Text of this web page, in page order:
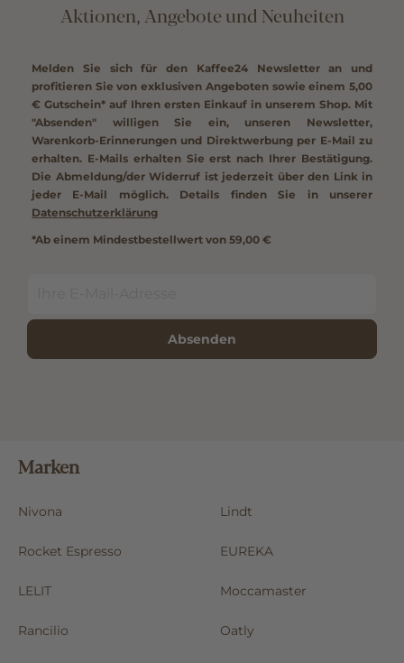
Aktionen, Angebote und Neuheiten
Melden Sie sich für den Kaffee24 Newsletter an und
profitieren Sie von exklusiven Angeboten sowie einem 5,00
€ Gutschein* auf Ihren ersten Einkauf in unserem Shop. Mit
"Absenden" willigen Sie ein, unseren Newsletter,
Warenkorb-Erinnerungen und Direktwerbung per E-Mail zu
erhalten. E-Mails erhalten Sie erst nach Ihrer Bestätigung.
Die Abmeldung/der Widerruf ist jederzeit über den Link in
jeder E-Mail möglich. Details finden Sie in unserer
Datenschutzerklärung
*Ab einem Mindestbestellwert von 59,00 €
Absenden
Marken
Nivona Lindt
Rocket Espresso EUREKA
LELIT Moccamaster
Rancilio Oatly